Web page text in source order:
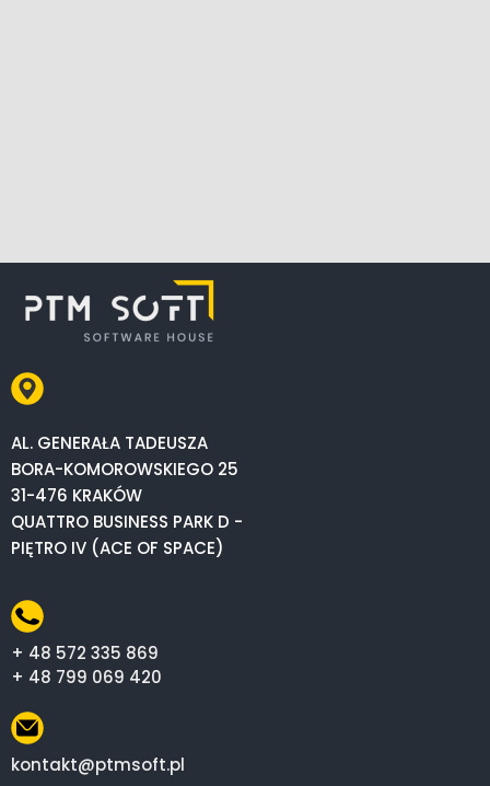
AL. GENERAŁA TADEUSZA
BORA-KOMOROWSKIEGO 25
31-476 KRAKÓW
QUATTRO BUSINESS PARK D -
PIĘTRO IV (ACE OF SPACE)
+ 48 572 335 869
+ 48 799 069 420
kontakt@ptmsoft.pl